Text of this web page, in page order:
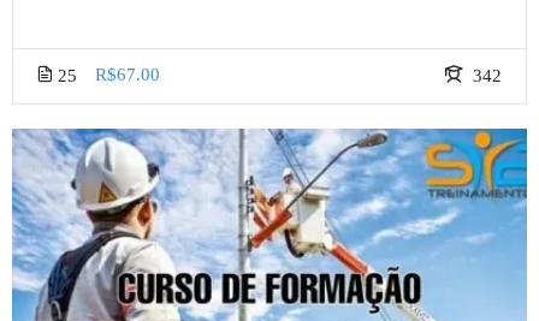
25 342
R$67.00